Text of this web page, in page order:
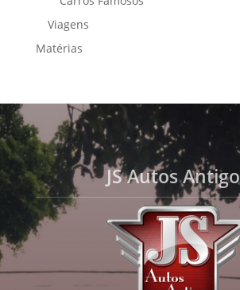
Viagens
Matérias
JS Autos